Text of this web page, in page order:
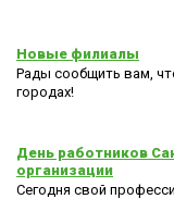
Новые филиалы
Рады сообщить вам,
городах!
День работников
организации
Сегодня свой